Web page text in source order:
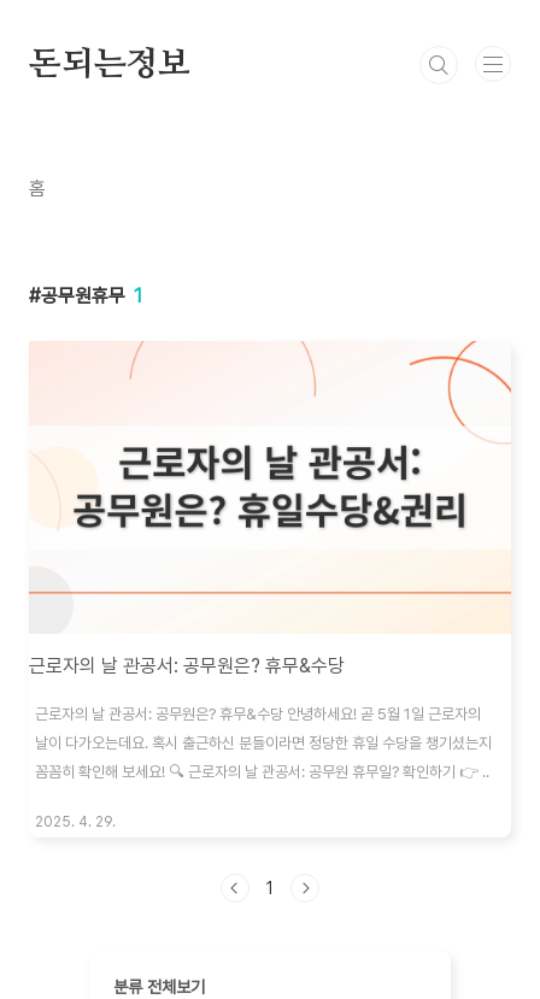
돈되는정보
홈
공무원휴무 1
근로자의 날 관공서: 공무원은? 휴무&수당
근로자의 날 관공서: 공무원은? 휴무&수당 안녕하세요! 곧 5월 1일 근로자의
날이 다가오는데요. 혹시 출근하신 분들이라면 정당한 휴일 수당을 챙기셨는지
꼼꼼히 확인해 보세요! 🔍 근로자의 날 관공서: 공무원 휴무일? 확인하기 👉 ..
2025. 4. 29.
1
분류 전체보기